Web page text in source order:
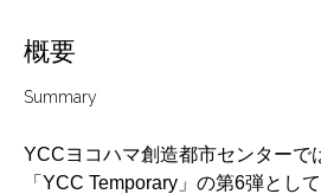
S/N Photo: Yoko
概要
Summary
YCCヨコハマ創造都市センターで
「YCC Temporary」の第6弾とし